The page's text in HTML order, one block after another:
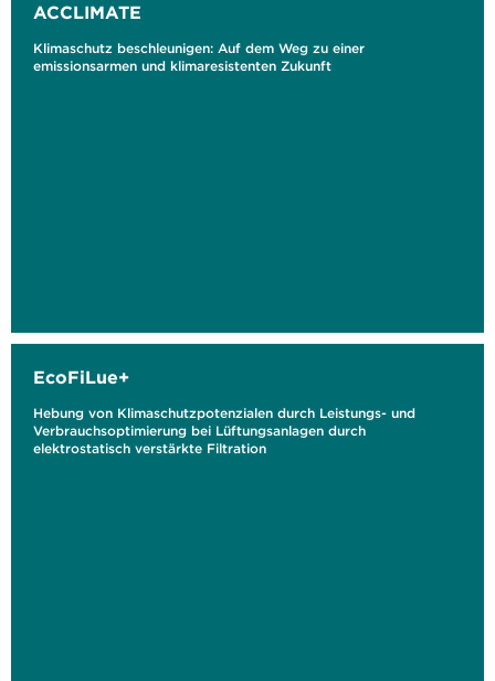
ACCLIMATE
Klimaschutz beschleunigen: Auf dem Weg zu einer
emissionsarmen und klimaresistenten Zukunft
EcoFiLue+
Hebung von Klimaschutzpotenzialen durch Leistungs- und
Verbrauchsoptimierung bei Lüftungsanlagen durch
elektrostatisch verstärkte Filtration